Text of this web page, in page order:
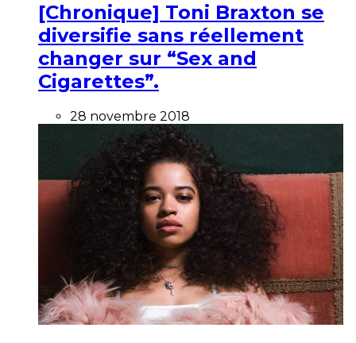
[Chronique] Toni Braxton se
diversifie sans réellement
changer sur “Sex and
Cigarettes”.
28 novembre 2018